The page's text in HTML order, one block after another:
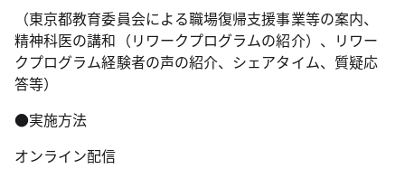
（東京都教育委員会による職場復帰支援事業等の案内、
精神科医の講和（リワークプログラムの紹介）、リワー
クプログラム経験者の声の紹介、シェアタイム、質疑応
答等）
●実施方法
オンライン配信